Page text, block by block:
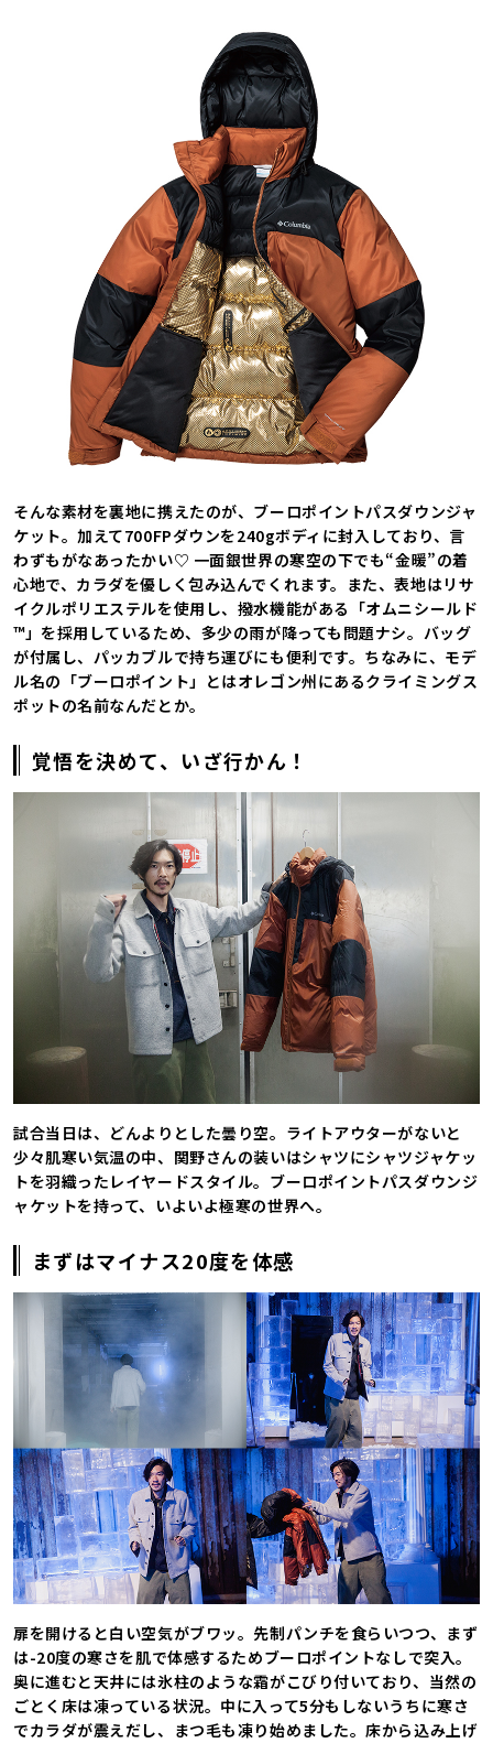
そんな素材を裏地に携えたのが、ブーロポイントパスダウンジャ
ケット。加えて700FPダウンを240gボディに封入しており、言
わずもがなあったかい♡ 一面銀世界の寒空の下でも“金暖”の着
心地で、カラダを優しく包み込んでくれます。また、表地はリサ
イクルポリエステルを使用し、撥水機能がある「オムニシールド
™」を採用しているため、多少の雨が降っても問題ナシ。バッグ
が付属し、パッカブルで持ち運びにも便利です。ちなみに、モデ
ル名の「ブーロポイント」とはオレゴン州にあるクライミングス
ポットの名前なんだとか。
覚悟を決めて、いざ行かん！
試合当日は、どんよりとした曇り空。ライトアウターがないと
少々肌寒い気温の中、関野さんの装いはシャツにシャツジャケッ
トを羽織ったレイヤードスタイル。ブーロポイントパスダウンジ
ャケットを持って、いよいよ極寒の世界へ。
まずはマイナス20度を体感
扉を開けると白い空気がブワッ。先制パンチを食らいつつ、まず
は-20度の寒さを肌で体感するためブーロポイントなしで突入。
奥に進むと天井には氷柱のような霜がこびり付いており、当然の
ごとく床は凍っている状況。中に入って5分もしないうちに寒さ
でカラダが震えだし、まつ毛も凍り始めました。床から込み上げ